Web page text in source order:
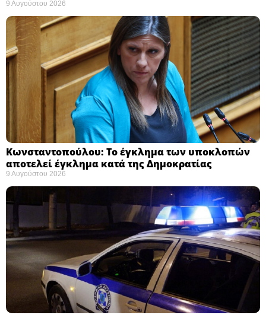
9 Αυγούστου 2026
Κωνσταντοπούλου: Το έγκλημα των υποκλοπών
αποτελεί έγκλημα κατά της Δημοκρατίας ​
9 Αυγούστου 2026